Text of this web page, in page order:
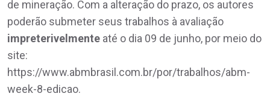
de mineração. Com a alteração do prazo, os autores
poderão submeter seus trabalhos à avaliação
impreterivelmente até o dia 09 de junho, por meio do
site:
https://www.abmbrasil.com.br/por/trabalhos/abm-
week-8-edicao.